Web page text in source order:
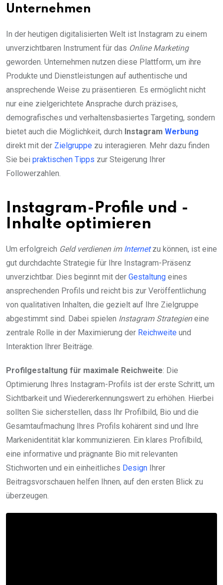
Unternehmen
In der heutigen digitalisierten Welt ist Instagram zu einem
unverzichtbaren Instrument für das Online Marketing
geworden. Unternehmen nutzen diese Plattform, um ihre
Produkte und Dienstleistungen auf authentische und
ansprechende Weise zu präsentieren. Es ermöglicht nicht
nur eine zielgerichtete Ansprache durch präzises,
demografisches und verhaltensbasiertes Targeting, sondern
bietet auch die Möglichkeit, durch Instagram Werbung
direkt mit der Zielgruppe zu interagieren. Mehr dazu finden
Sie bei praktischen Tipps zur Steigerung Ihrer
Followerzahlen.
Instagram-Profile und -
Inhalte optimieren
Um erfolgreich Geld verdienen im Internetzu können, ist eine
gut durchdachte Strategie für Ihre Instagram-Präsenz
unverzichtbar. Dies beginnt mit der Gestaltung eines
ansprechenden Profils und reicht bis zur Veröffentlichung
von qualitativen Inhalten, die gezielt auf Ihre Zielgruppe
abgestimmt sind. Dabei spielen Instagram Strategieneine
zentrale Rolle in der Maximierung der Reichweite und
Interaktion Ihrer Beiträge.
Profilgestaltung für maximale Reichweite: Die
Optimierung Ihres Instagram-Profils ist der erste Schritt, um
Sichtbarkeit und Wiedererkennungswert zu erhöhen. Hierbei
sollten Sie sicherstellen, dass Ihr Profilbild, Bio und die
Gesamtaufmachung Ihres Profils kohärent sind und Ihre
Markenidentität klar kommunizieren. Ein klares Profilbild,
eine informative und prägnante Bio mit relevanten
Stichworten und ein einheitliches Design Ihrer
Beitragsvorschauen helfen Ihnen, auf den ersten Blick zu
überzeugen.